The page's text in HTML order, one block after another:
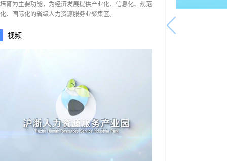
培育为主要功能，为经济发展提供产业化、信息化、规范
化、国际化的省级人力资源服务业聚集区。
视频